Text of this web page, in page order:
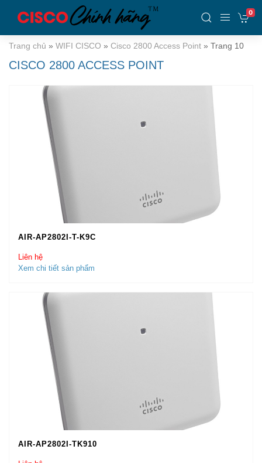
0
Trang chủ » WIFI CISCO » Cisco 2800 Access Point » Trang 10
CISCO 2800 ACCESS POINT
AIR-AP2802I-T-K9C
Liên hệ
Xem chi tiết sản phẩm
AIR-AP2802I-TK910